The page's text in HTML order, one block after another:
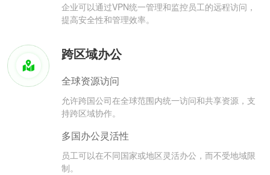
企业可以通过VPN统一管理和监控员工的远程访问，
提高安全性和管理效率。
跨区域办公
全球资源访问
允许跨国公司在全球范围内统一访问和共享资源，支
持跨区域协作。
多国办公灵活性
员工可以在不同国家或地区灵活办公，而不受地域限
制。